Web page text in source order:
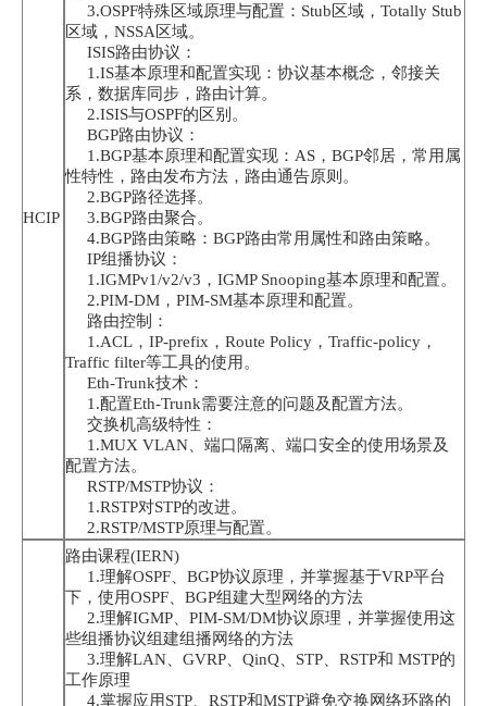
HCIP
3.OSPF特殊区域原理与配置：Stub区域，Totally Stub
区域，NSSA区域。
ISIS路由协议：
1.IS基本原理和配置实现：协议基本概念，邻接关
系，数据库同步，路由计算。
2.ISIS与OSPF的区别。
BGP路由协议：
1.BGP基本原理和配置实现：AS，BGP邻居，常用属
性特性，路由发布方法，路由通告原则。
2.BGP路径选择。
3.BGP路由聚合。
4.BGP路由策略：BGP路由常用属性和路由策略。
IP组播协议：
1.IGMPv1/v2/v3，IGMP Snooping基本原理和配置。
2.PIM-DM，PIM-SM基本原理和配置。
路由控制：
1.ACL，IP-prefix，Route Policy，Traffic-policy，
Traffic filter等工具的使用。
Eth-Trunk技术：
1.配置Eth-Trunk需要注意的问题及配置方法。
交换机高级特性：
1.MUX VLAN、端口隔离、端口安全的使用场景及
配置方法。
RSTP/MSTP协议：
1.RSTP对STP的改进。
2.RSTP/MSTP原理与配置。
路由课程(IERN)
1.理解OSPF、BGP协议原理，并掌握基于VRP平台
下，使用OSPF、BGP组建大型网络的方法
2.理解IGMP、PIM-SM/DM协议原理，并掌握使用这
些组播协议组建组播网络的方法
3.理解LAN、GVRP、QinQ、STP、RSTP和 MSTP的
工作原理
4.掌握应用STP、RSTP和MSTP避免交换网络环路的